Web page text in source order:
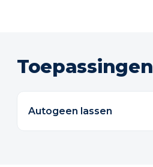
Toepassingen
Autogeen lassen